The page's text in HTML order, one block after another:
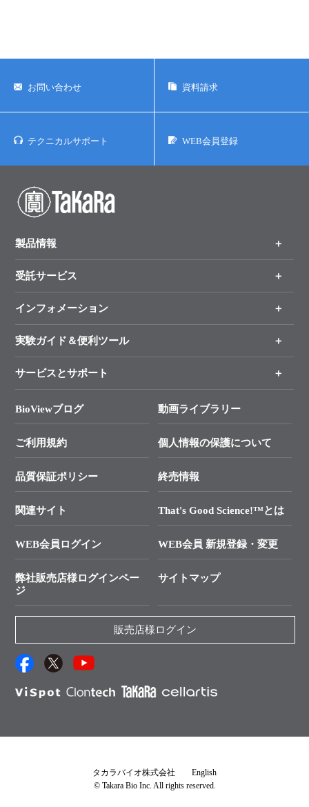
お問い合わせ 資料請求
テクニカルサポート WEB会員登録
製品情報
製品一覧
手法から製品を探す
新製品情報
受託サービス
オンライン注文
インフォメーション
キャンペーン
タカラバイオ各種会員募集のお知らせ
終売製品のお知らせ
価格改定のご案内
タカラバイオ発表文献
実験ガイド＆便利ツール
リアルタイムPCR実験のススメ
幹細胞・再生医療研究ガイド
クローニング実験ガイド
SMARTer NGSポータルサイト
プライマー設計
制限酵素切断サイトの検索
ユーザーズボイス集
エピジェネティクス実験ガイド
抗体検索サイト
サービスとサポート
総合お問い合わせ
├ 実験コンシェルジュ
├ 受託サービスお問い合わせ
└ カスタム製造お問い合わせ
資料請求 機器関連
資料請求 受託関連
資料請求 核酸抽出・精製カタログ
サンプル請求一覧
プロトコール集
説明書・CoA・SDSを探す
BioViewブログ 動画ライブラリー
ご利用規約 個人情報の保護について
品質保証ポリシー 終売情報
関連サイト That's Good Science!™とは
WEB会員ログイン WEB会員 新規登録・変更
弊社販売店様ログインペー
ジ
サイトマップ
販売店様ログイン
タカラバイオ株式会社
English
© Takara Bio Inc. All rights reserved.